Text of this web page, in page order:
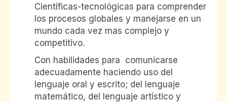
Científicas-tecnológicas para comprender
los procesos globales y manejarse en un
mundo cada vez mas complejo y
competitivo.
Con habilidades para comunicarse
adecuadamente haciendo uso del
lenguaje oral y escrito; del lenguaje
matemático, del lenguaje artístico y